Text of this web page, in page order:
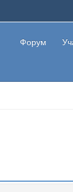
Форум